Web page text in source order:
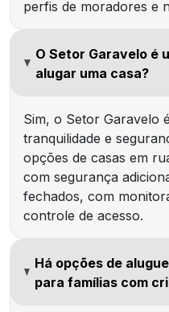
perfis de moradores e
O Setor Garavelo é
alugar uma casa?
Sim, o Setor Garavelo
tranquilidade e
opções de casas em
com segurança
fechados, com
controle de acesso.
Há opções de
para famílias com